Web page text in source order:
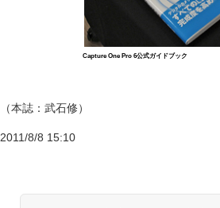
Capture One Pro 6公式ガイドブック
（本誌：武石修）
2011/8/8 15:10